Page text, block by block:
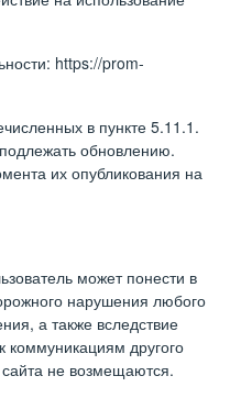
https://prom-
в пункте 5.11.1.
обновлению.
их опубликования на
может понести в
нарушения любого
а также вследствие
коммуникациям другого
не возмещаются.